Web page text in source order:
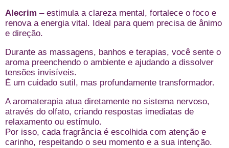
Alecrim – estimula a clareza mental, fortalece o foco e
renova a energia vital. Ideal para quem precisa de ânimo
e direção.
Durante as massagens, banhos e terapias, você sente o
aroma preenchendo o ambiente e ajudando a dissolver
tensões invisíveis.
É um cuidado sutil, mas profundamente transformador.
A aromaterapia atua diretamente no sistema nervoso,
através do olfato, criando respostas imediatas de
relaxamento ou estímulo.
Por isso, cada fragrância é escolhida com atenção e
carinho, respeitando o seu momento e a sua intenção.